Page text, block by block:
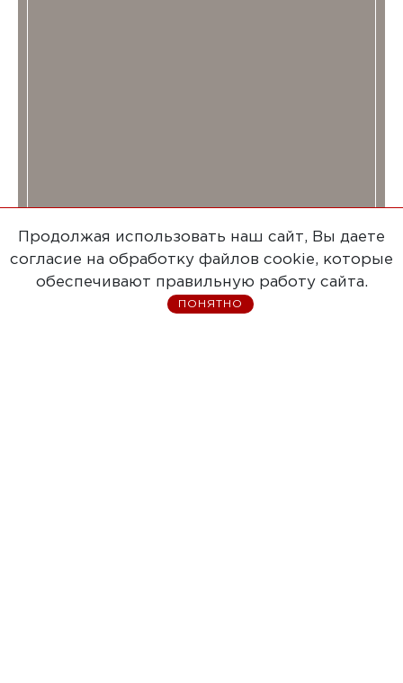
Продолжая использовать наш сайт, Вы даете
согласие на обработку файлов cookie, которые
обеспечивают правильную работу сайта.
ПОНЯТНО